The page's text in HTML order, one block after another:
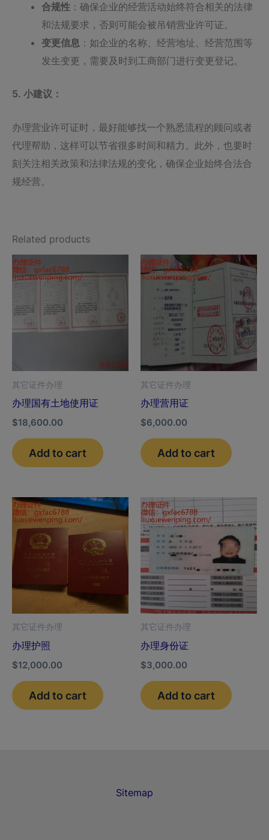
合规性 ：确保企业的经营活动始终符合相关的法律
和法规要求，否则可能会被吊销营业许可证。
变更信息 ：如企业的名称、经营地址、经营范围等
发生变更，需要及时到工商部门进行变更登记。
5. 小建议：
办理营业许可证时，最好能够找一个熟悉流程的顾问或者
代理帮助，这样可以节省很多时间和精力。此外，也要时
刻关注相关政策和法律法规的变化，确保企业始终合法合
规经营。
Related products
其它证件办理
办理国有土地使用证
$18,600.00
Add to cart
其它证件办理
办理营用证
$6,000.00
Add to cart
其它证件办理
办理护照
$12,000.00
Add to cart
其它证件办理
办理身份证
$3,000.00
Add to cart
Sitemap